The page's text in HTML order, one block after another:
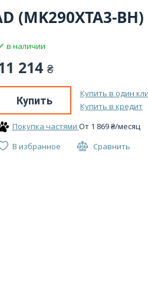
(MK290XTA3-BH)
в наличии
214 ₴
Купить
Купить в один
Купить в кредит
Покупка частями От 1 869₴/месяц
В избранное
Сравнить